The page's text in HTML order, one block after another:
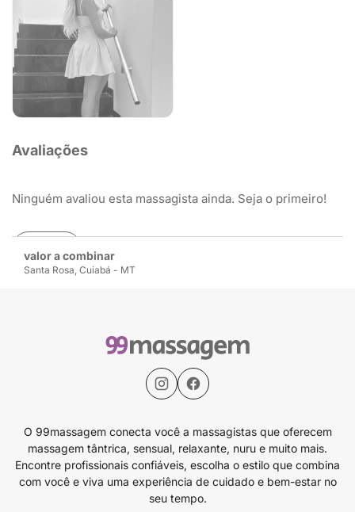
valor a combinar
Santa Rosa, Cuiabá - MT
Avaliações
Ninguém avaliou esta massagista ainda. Seja o primeiro!
Avaliar
O 99massagem conecta você a massagistas que oferecem
massagem tântrica, sensual, relaxante, nuru e muito mais.
Encontre profissionais confiáveis, escolha o estilo que combina
com você e viva uma experiência de cuidado e bem-estar no
seu tempo.